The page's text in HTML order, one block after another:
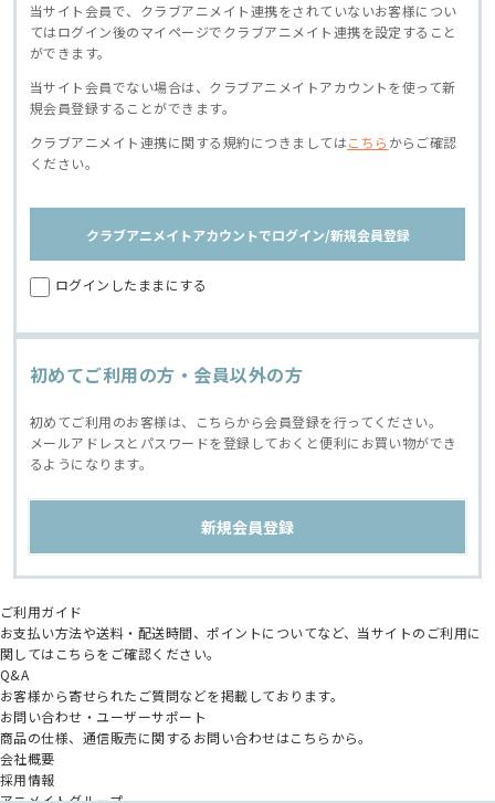
当サイト会員で、クラブアニメイト連携をされていないお客様につい
てはログイン後のマイページでクラブアニメイト連携を設定すること
ができます。
当サイト会員でない場合は、クラブアニメイトアカウントを使って新
規会員登録することができます。
クラブアニメイト連携に関する規約につきましてはこちら からご確認
ください。
クラブアニメイトアカウントでログイン/新規会員登録
ログインしたままにする
初めてご利用の方・会員以外の方
初めてご利用のお客様は、こちらから会員登録を行ってください。
メールアドレスとパスワードを登録しておくと便利にお買い物ができ
るようになります。
ご利用ガイド
お支払い方法や送料・配送時間、ポイントについてなど、当サイトのご利用に
関してはこちらをご確認ください。
Q&A
お客様から寄せられたご質問などを掲載しております。
お問い合わせ・ユーザーサポート
商品の仕様、通信販売に関するお問い合わせはこちらから。
会社概要
採用情報